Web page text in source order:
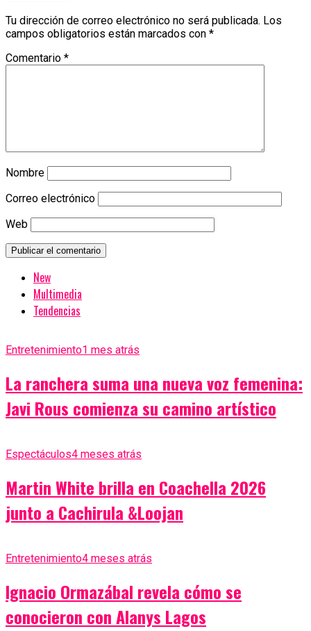
Tu dirección de correo electrónico no será publicada. Los
campos obligatorios están marcados con *
Comentario *
Nombre
Correo electrónico
Web
New
Multimedia
Tendencias
Entretenimiento1 mes atrás
La ranchera suma una nueva voz femenina:
Javi Rous comienza su camino artístico
Espectáculos4 meses atrás
Martin White brilla en Coachella 2026
junto a Cachirula &Loojan
Entretenimiento4 meses atrás
Ignacio Ormazábal revela cómo se
conocieron con Alanys Lagos